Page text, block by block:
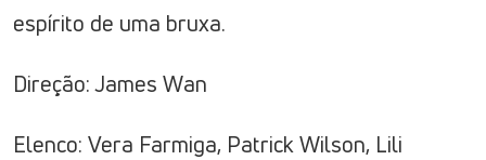
espírito de uma bruxa.
Direção: James Wan
Elenco: Vera Farmiga, Patrick Wilson, Lili